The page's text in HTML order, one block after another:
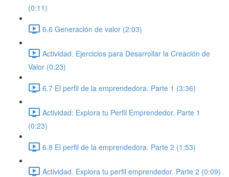
(0:11)
6.6 Generación de valor (2:03)
Actividad. Ejercicios para Desarrollar la Creación de
Valor (0:23)
6.7 El perfil de la emprendedora. Parte 1 (3:36)
Actividad: Explora tu Perfil Emprendedor. Parte 1
(0:23)
6.8 El perfil de la emprendedora. Parte 2 (1:53)
Actividad. Explora tu perfil emprendedor. Parte 2 (0:09)